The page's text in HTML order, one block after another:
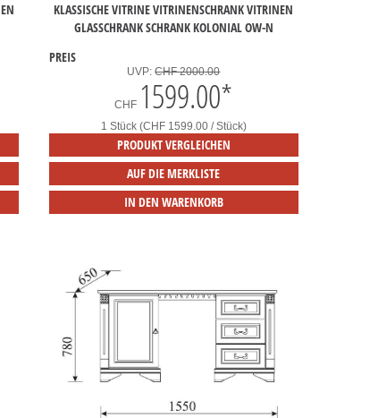
KLASSISCHE VITRINE VITRINENSCHRANK VITRINEN
GLASSCHRANK SCHRANK KOLONIAL OW-N
PREIS
UVP:CHF 2000.00
CHF 1599.00*
1 Stück (CHF 1599.00 / Stück)
PRODUKT VERGLEICHEN
AUF DIE MERKLISTE
IN DEN WARENKORB